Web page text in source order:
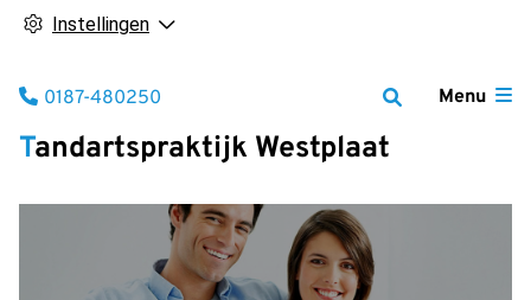
Instellingen
Tandartspraktijk Westplaat
Menu
Tel:
0187-480250